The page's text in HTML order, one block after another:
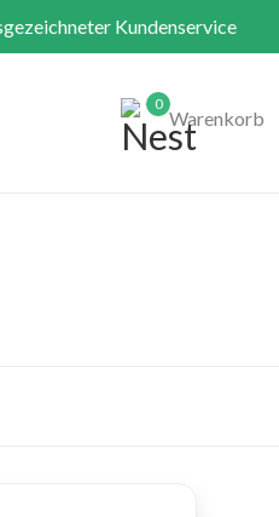
Kundenservice
0
Warenkorb